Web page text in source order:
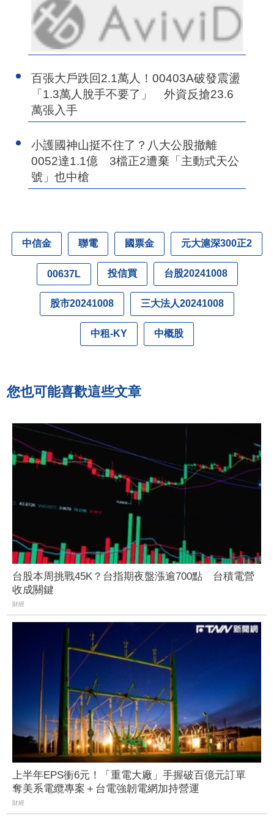
百張大戶跌回2.1萬人！00403A破發震盪
「1.3萬人脫手不要了」 外資反搶23.6
萬張入手
小護國神山挺不住了？八大公股撤離
0052達1.1億 3檔正2遭棄「主動式天公
號」也中槍
中信金 聯電 國票金 元大滬深300正2
00637L 投信買 台股20241008
股市20241008 三大法人20241008
中租-KY 中概股
您也可能喜歡這些文章
台股本周挑戰45K？台指期夜盤漲逾700點 台積電營
收成關鍵
財經
上半年EPS衝6元！「重電大廠」手握破百億元訂單
奪美系電纜專案＋台電強韌電網加持營運
財經